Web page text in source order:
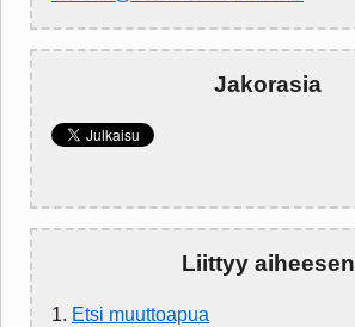
Jakorasia
Liittyy aiheesen
1. Etsi muuttoapua